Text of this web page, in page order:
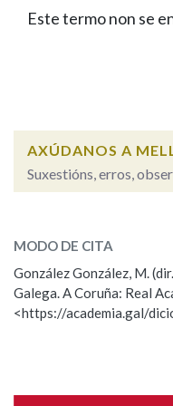
Facebook
TwitterYoutubeInstagram
Bluesky
BUSCAR NOS LEMAS
Remata por
BUSCAR NO
Nas definicións
Este termo non se
AXÚDANOS A
Suxestións, erros,
Observación
Nome
MODO DE CITA
González González, M.
Galega. A Coruña: Real
<https://academia.gal/